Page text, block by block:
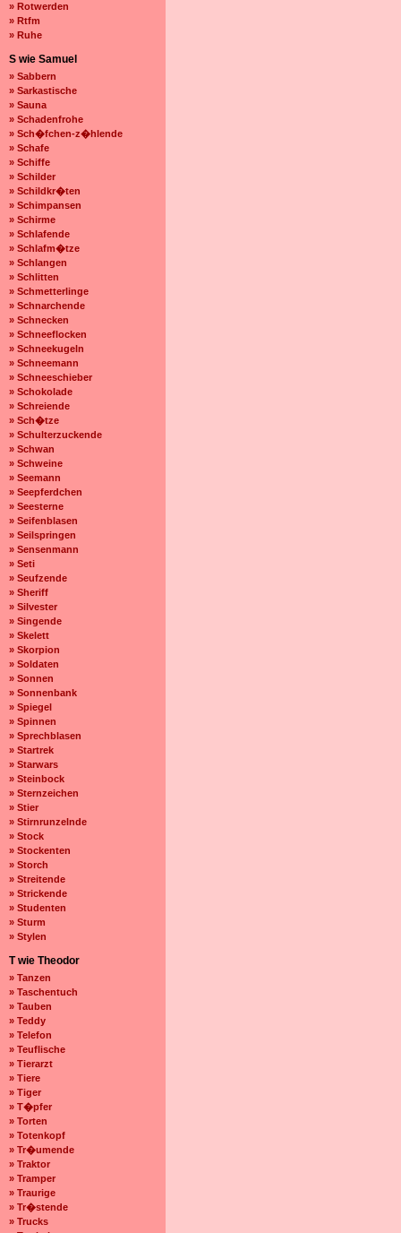
» Rotwerden
» Rtfm
» Ruhe
S wie Samuel
» Sabbern
» Sarkastische
» Sauna
» Schadenfrohe
» Sch�fchen-z�hlende
» Schafe
» Schiffe
» Schilder
» Schildkr�ten
» Schimpansen
» Schirme
» Schlafende
» Schlafm�tze
» Schlangen
» Schlitten
» Schmetterlinge
» Schnarchende
» Schnecken
» Schneeflocken
» Schneekugeln
» Schneemann
» Schneeschieber
» Schokolade
» Schreiende
» Sch�tze
» Schulterzuckende
» Schwan
» Schweine
» Seemann
» Seepferdchen
» Seesterne
» Seifenblasen
» Seilspringen
» Sensenmann
» Seti
» Seufzende
» Sheriff
» Silvester
» Singende
» Skelett
» Skorpion
» Soldaten
» Sonnen
» Sonnenbank
» Spiegel
» Spinnen
» Sprechblasen
» Startrek
» Starwars
» Steinbock
» Sternzeichen
» Stier
» Stirnrunzelnde
» Stock
» Stockenten
» Storch
» Streitende
» Strickende
» Studenten
» Sturm
» Stylen
T wie Theodor
» Tanzen
» Taschentuch
» Tauben
» Teddy
» Telefon
» Teuflische
» Tierarzt
» Tiere
» Tiger
» T�pfer
» Torten
» Totenkopf
» Tr�umende
» Traktor
» Tramper
» Traurige
» Tr�stende
» Trucks